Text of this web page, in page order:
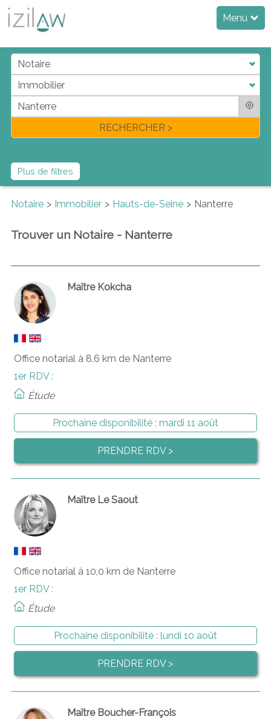
Menu
jdadi
fl
RECHERCHER >
Plus de filtres
Notaire Immobilier Hauts-de-Seine Nanterre
Trouver un Notaire - Nanterre
Maître Kokcha
Office notarial à 8,6 km de Nanterre
1er RDV :
Étude
Prochaine disponibilité : mardi 11 août
PRENDRE RDV >
Maître Le Saout
Office notarial à 10,0 km de Nanterre
1er RDV :
Étude
Prochaine disponibilité : lundi 10 août
PRENDRE RDV >
Maître Boucher-François